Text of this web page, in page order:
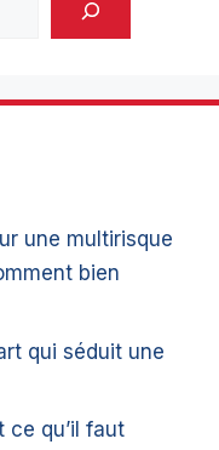
une multirisque
bien
qui séduit une
ce qu’il faut